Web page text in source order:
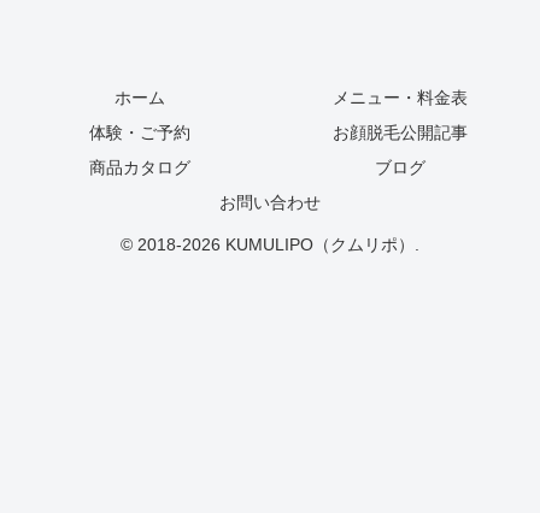
ホーム
メニュー・料金表
体験・ご予約
お顔脱毛公開記事
商品カタログ
ブログ
お問い合わせ
© 2018-2026 KUMULIPO（クムリポ）.